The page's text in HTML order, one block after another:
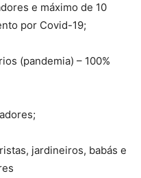
e máximo de 10
por Covid-19;
(pandemia) – 100%
jardineiros, babás e